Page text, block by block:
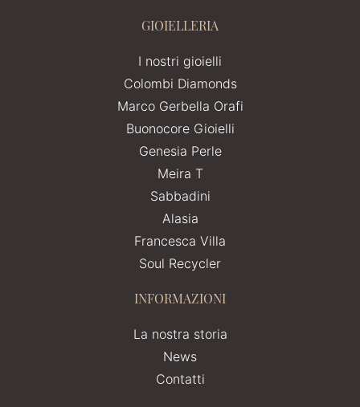
GIOIELLERIA
I nostri gioielli
Colombi Diamonds
Marco Gerbella Orafi
Buonocore Gioielli
Genesia Perle
Meira T
Sabbadini
Alasia
Francesca Villa
Soul Recycler
INFORMAZIONI
La nostra storia
News
Contatti